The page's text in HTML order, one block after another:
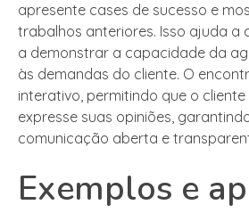
apresente cases de sucesso e
trabalhos anteriores. Isso ajuda a
a demonstrar a capacidade da
às demandas do cliente. O
interativo, permitindo que o
expresse suas opiniões,
comunicação aberta e
Exemplos e